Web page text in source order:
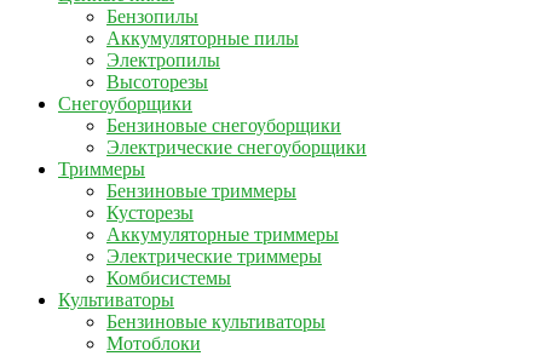
Бензопилы
Аккумуляторные пилы
Электропилы
Высоторезы
Снегоуборщики
Бензиновые снегоуборщики
Электрические снегоуборщики
Триммеры
Бензиновые триммеры
Кусторезы
Аккумуляторные триммеры
Электрические триммеры
Комбисистемы
Культиваторы
Бензиновые культиваторы
Мотоблоки